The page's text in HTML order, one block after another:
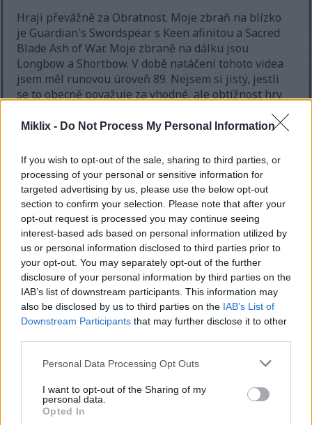
Miklix - Do Not Process My Personal Information
If you wish to opt-out of the sale, sharing to third parties, or
processing of your personal or sensitive information for
targeted advertising by us, please use the below opt-out
section to confirm your selection. Please note that after your
opt-out request is processed you may continue seeing
interest-based ads based on personal information utilized by
us or personal information disclosed to third parties prior to
your opt-out. You may separately opt-out of the further
disclosure of your personal information by third parties on the
IAB’s list of downstream participants. This information may
also be disclosed by us to third parties on the IAB’s List of
Downstream Participants that may further disclose it to other
Please note that this website/app uses one or more Google
not limited to your visit or usage behaviour. You may click to
grant or deny consent to Google and its third-party tags to
use your data for below specified purposes in below Google
Personal Data Processing Opt Outs
I want to opt-out of the Sharing of my
personal data.
Opted In
Hraji převážně za Obratnost. Moje zbraň na blízko
je Guardian's Swordspear s Keen afinitou a Sacred
Blade Ash of War. Moje zbraně na dálku jsou
Longbow a Shortbow. V době natáčení tohoto videa
jsem měl runovou úroveň 89. Nejsem si jistý, jestli
se to obecně považuje za vhodné, ale obtížnost hry
není otupující lehký režim, ale zároveň není tak
Pokud se vám toto video líbilo, zvažte prosím, zda
jste naprosto úžasní tím, že dáte Like a Subscribing
naYouTube:-)
Fanouškovské umění
inspirované tímto soubojem s
bossem